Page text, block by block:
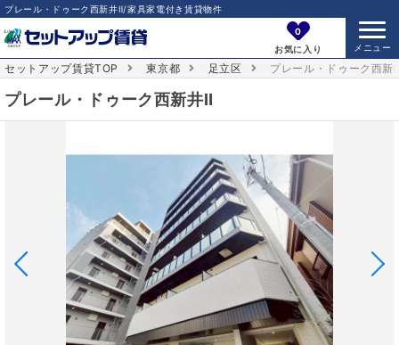
プレール・ドゥーク西新井Ⅱ/家具家電付き賃貸物件
0
お気に入り
セットアップ賃貸TOP 東京都 足立区 プレール・ドゥーク西新
プレール・ドゥーク西新井Ⅱ